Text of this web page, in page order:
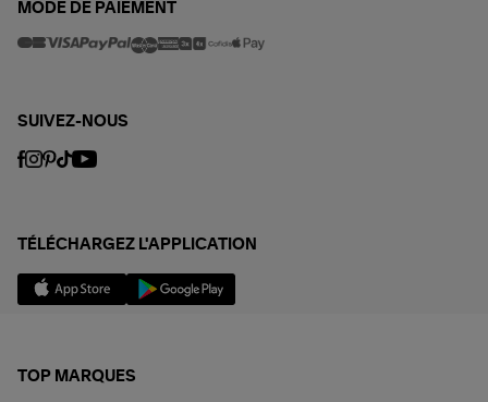
MODE DE PAIEMENT
SUIVEZ-NOUS
TÉLÉCHARGEZ L'APPLICATION
TOP MARQUES